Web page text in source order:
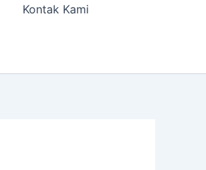
Kontak Kami